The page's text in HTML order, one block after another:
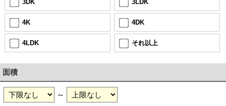
3DK 3LDK
4K 4DK
4LDK それ以上
面積
～